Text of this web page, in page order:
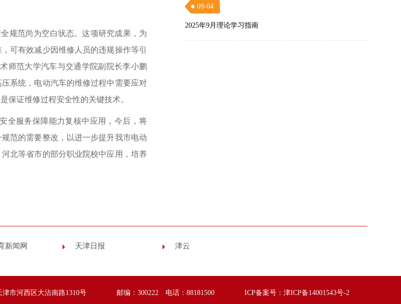
规范尚为空白状态。这项研究成果，为
可有效减少因维修人员的违规操作等引
师范大学汽车与交通学院副院长李小鹏
系统，电动汽车的维修过程中需要应对
保证维修过程安全性的关键技术。
全服务保障能力复核中应用，今后，将
范的需要整改，以进一步提升我市电动
北等省市的部分职业院校中应用，培养
09-04
2025年9月理论学习指南
新闻网 天津日报 津云
津市河西区大沽南路1310号 邮编：300222 电话：88181500 ICP备案号：津ICP备14001543号-2